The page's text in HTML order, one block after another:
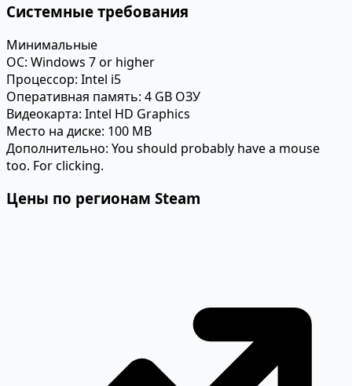
Системные требования
Минимальные
ОС: Windows 7 or higher
Процессор: Intel i5
Оперативная память: 4 GB ОЗУ
Видеокарта: Intel HD Graphics
Место на диске: 100 MB
Дополнительно: You should probably have a mouse
too. For clicking.
Цены по регионам Steam